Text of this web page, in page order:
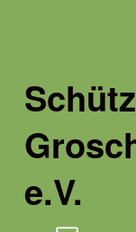
e.V.E-Mail